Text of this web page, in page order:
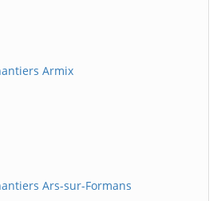
Armix
Ars-sur-Formans